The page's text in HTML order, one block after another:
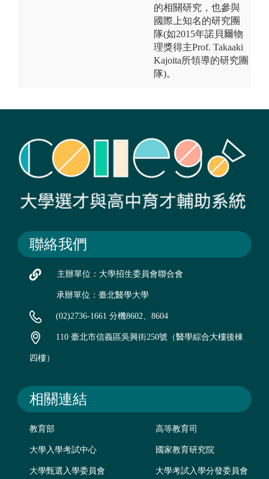
的相關研究，也參與
國際上知名的研究團
隊(如2015年諾貝爾物
理獎得主Prof. Takaaki
Kajoita所領導的研究團
隊)。
聯絡我們
主辦單位：大學招生委員會聯合會
承辦單位：臺北醫學大學
(02)2736-1661 分機8602、8604
110 臺北市信義區吳興街250號（醫學綜合大樓後棟
四樓）
相關連結
教育部 高等教育司
大學入學考試中心 國家教育研究院
大學甄選入學委員會 大學考試入學分發委員會